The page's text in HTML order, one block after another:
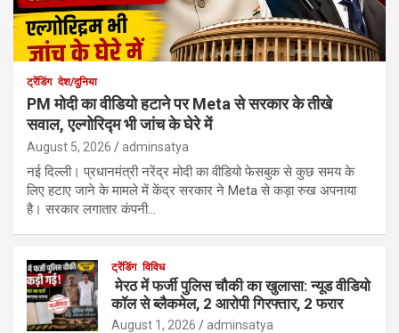
ट्रेंडिंग देश/दुनिया
PM मोदी का वीडियो हटाने पर Meta से सरकार के तीखे
सवाल, एल्गोरिद्म भी जांच के घेरे में
August 5, 2026 adminsatya
नई दिल्ली। प्रधानमंत्री नरेंद्र मोदी का वीडियो फेसबुक से कुछ समय के
लिए हटाए जाने के मामले में केंद्र सरकार ने Meta से कड़ा रुख अपनाया
है। सरकार लगातार कंपनी…
ट्रेंडिंग विविध
मेरठ में फर्जी पुलिस चौकी का खुलासा: न्यूड वीडियो
कॉल से ब्लैकमेल, 2 आरोपी गिरफ्तार, 2 फरार
August 1, 2026 adminsatya